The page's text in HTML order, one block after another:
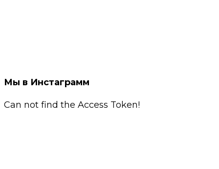
Мы в Инстаграмм
Can not find the Access Token!